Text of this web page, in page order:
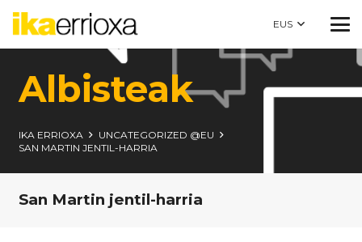
EUS
Albisteak
IKA ERRIOXA
UNCATEGORIZED @EU
SAN MARTIN JENTIL-HARRIA
San Martin jentil-harria